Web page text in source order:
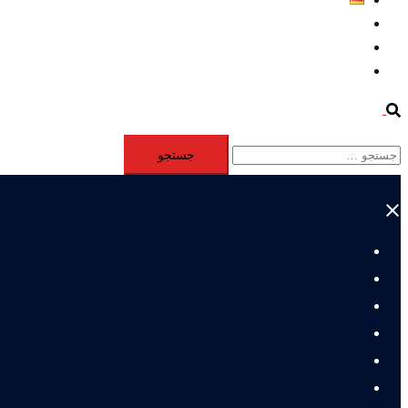
Search
جستجو
برای:
Close